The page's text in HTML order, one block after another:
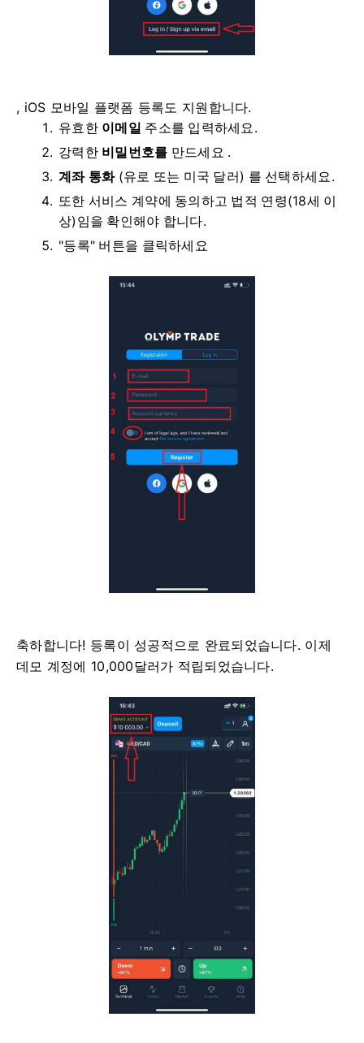
, iOS 모바일 플랫폼 등록도 지원합니다.
유효한 이메일 주소를 입력하세요.
강력한 비밀번호를 만드세요 .
계좌 통화(유로 또는 미국 달러) 를 선택하세요.
또한 서비스 계약에 동의하고 법적 연령(18세 이
상)임을 확인해야 합니다.
"등록" 버튼을 클릭하세요
축하합니다! 등록이 성공적으로 완료되었습니다. 이제
데모 계정에 10,000달러가 적립되었습니다.